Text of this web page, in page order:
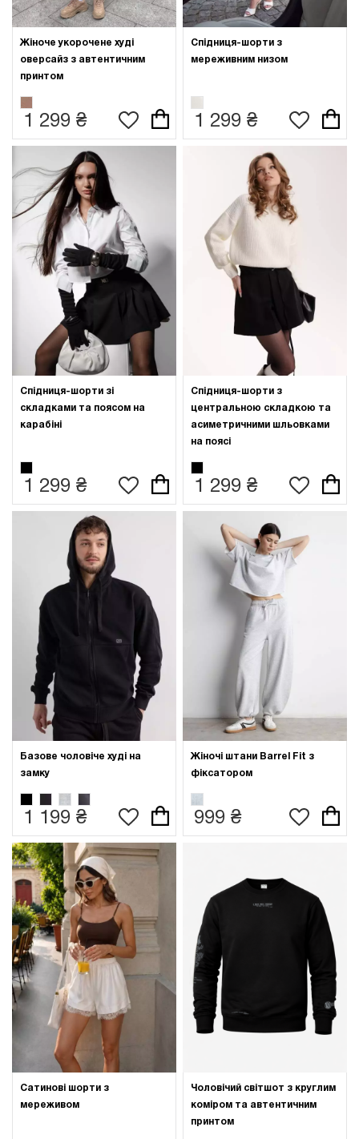
Жіноче укорочене худі
оверсайз з автентичним
принтом
1 299 ₴
Спідниця-шорти з
мереживним низом
1 299 ₴
Спідниця-шорти зі
складками та поясом на
карабіні
1 299 ₴
Спідниця-шорти з
центральною складкою та
асиметричними шльовками
на поясі
1 299 ₴
Базове чоловіче худі на
замку
1 199 ₴
Жіночі штани Barrel Fit з
фіксатором
999 ₴
Сатинові шорти з
мереживом
Чоловічий світшот з круглим
коміром та автентичним
принтом